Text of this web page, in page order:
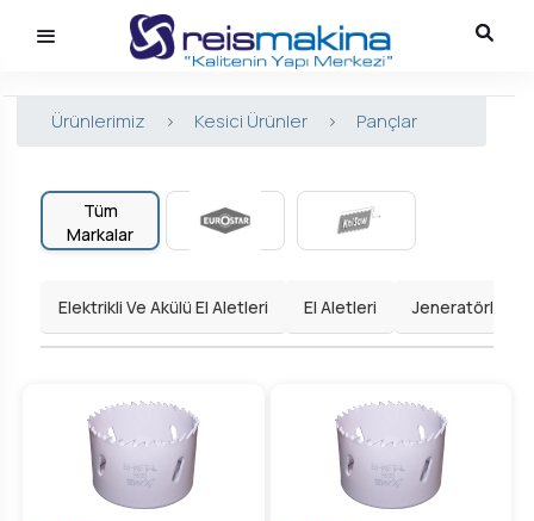
Ürünlerimiz > Kesici Ürünler > Pançlar
Tüm
Markalar
Elektrikli Ve Akülü El Aletleri El Aletleri Jeneratörler